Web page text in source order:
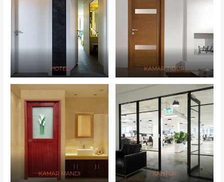
HOTEL KAMAR TIDUR
KAMAR MANDI KANTOR